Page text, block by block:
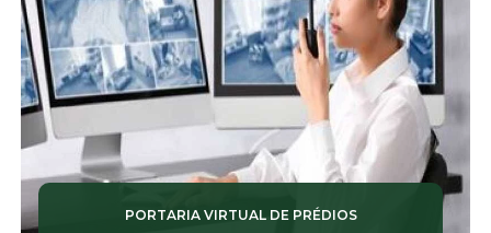
SERVIÇOS DE SEGURANÇA
SERVIÇOS DE SEGURANÇA TERCEIRIZADA
SERVIÇOS DE ZELADORIA
SERVIÇOS TERCEIRIZADOS DE ZELADORIA
PORTARIA VIRTUAL DE PRÉDIOS